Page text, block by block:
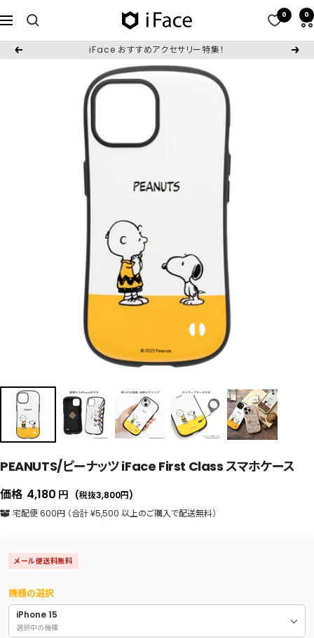
ン
ナ
ビ
ゲ
iFace
日
本
公
ト
0 0
戻
iFace おすすめアクセサリー特集！
次
PEANUTS/ピーナッツ iFace First Class スマホケース
価格 セ
ー
価
格
4,180 円 (税抜3,800円)
宅配便 600円 （合計 ¥5,500 以上のご購入で配送無料）
メール便送料無料
機種の選択
iPhone 15
選択中の機種